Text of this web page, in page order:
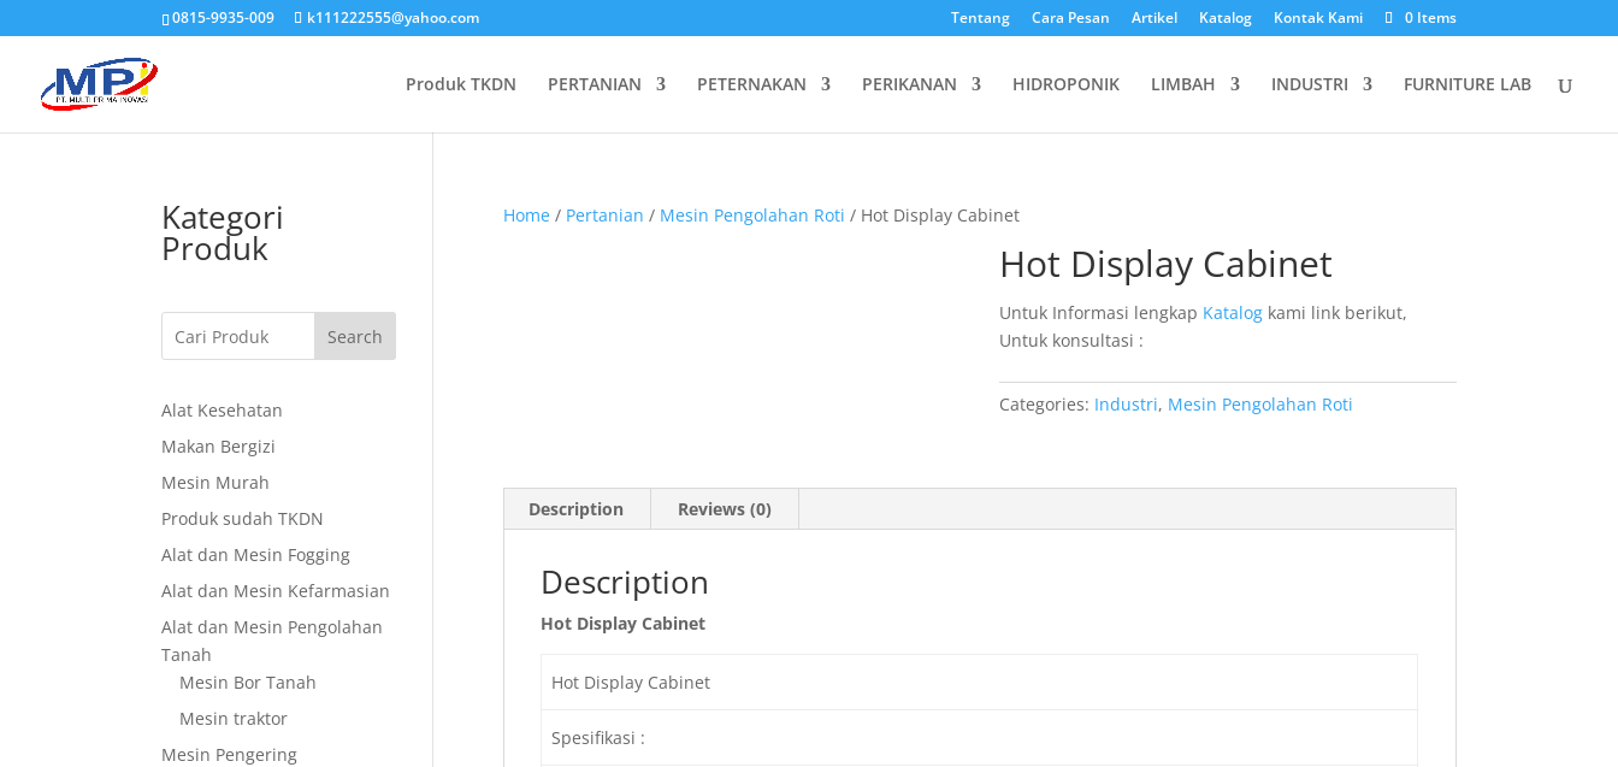
0815-9935-009 k111222555@yahoo.com Tentang Cara Pesan Artikel Katalog Kontak Kami 0 Items
Produk TKDN PERTANIAN PETERNAKAN PERIKANAN HIDROPONIK LIMBAH INDUSTRI FURNITURE LAB
Home/ Pertanian / Mesin Pengolahan Roti / Hot Display Cabinet
Hot Display Cabinet
Untuk Informasi lengkap Katalogkami link berikut,
Untuk konsultasi :
Categories: Industri, Mesin Pengolahan Roti
Description Reviews (0)
Description
Hot Display Cabinet
Hot Display Cabinet
Spesifikasi :
Kategori
Produk
Search
Alat Kesehatan
Makan Bergizi
Mesin Murah
Produk sudah TKDN
Alat dan Mesin Fogging
Alat dan Mesin Kefarmasian
Alat dan Mesin Pengolahan
Tanah
Mesin Bor Tanah
Mesin traktor
Mesin Pengering